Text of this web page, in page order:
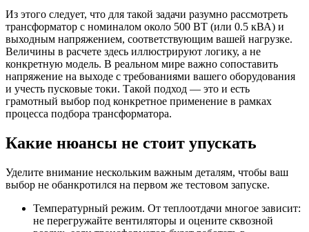
Из этого следует, что для такой задачи разумно рассмотреть
трансформатор с номиналом около 500 ВТ (или 0.5 кВА) и
выходным напряжением, соответствующим вашей нагрузке.
Величины в расчете здесь иллюстрируют логику, а не
конкретную модель. В реальном мире важно сопоставить
напряжение на выходе с требованиями вашего оборудования
и учесть пусковые токи. Такой подход — это и есть
грамотный выбор под конкретное применение в рамках
процесса подбора трансформатора.
Какие нюансы не стоит упускать
Уделите внимание нескольким важным деталям, чтобы ваш
выбор не обанкротился на первом же тестовом запуске.
Температурный режим. От теплоотдачи многое зависит:
не перегружайте вентиляторы и оцените сквозной